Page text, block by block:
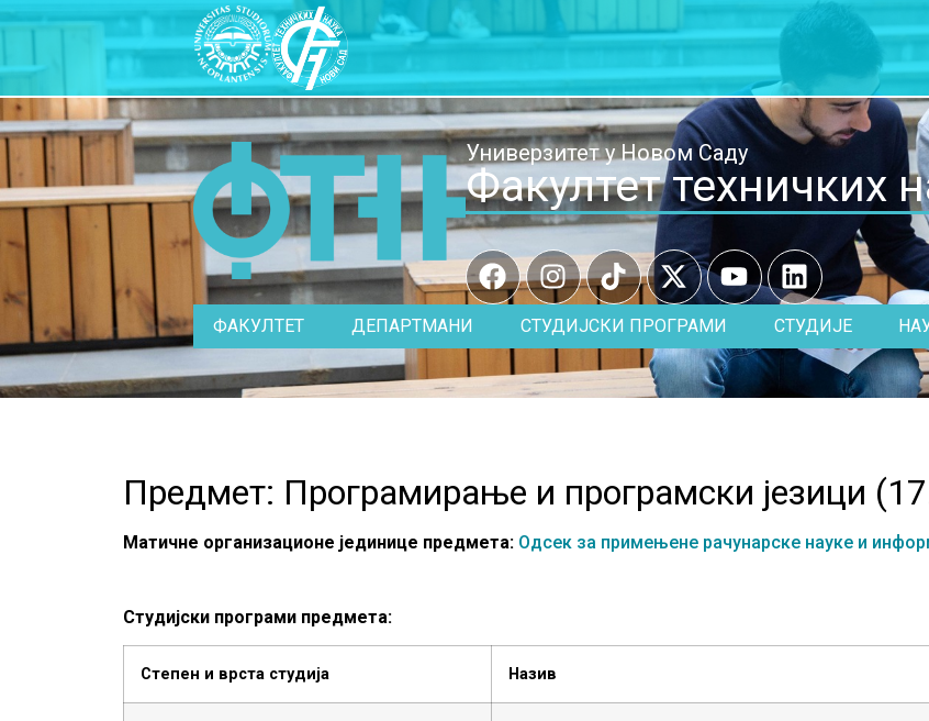
Универзитет у Новом Саду
Факултет техничких
ФАКУЛТЕТ ДЕПАРТМАНИ СТУДИЈСКИ ПРОГРАМИ СТУДИЈЕ
Предмет: Програмирање и програмски језици (
Матичне организационе јединице предмета: Одсек за примењене рачунарске науке и
Студијски програми предмета:
Степен и врста студија Назив